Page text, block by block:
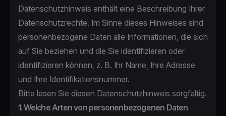
Datenschutzhinweis enthält eine Beschreibung Ihrer
Datenschutzrechte. Im Sinne dieses Hinweises sind
personenbezogene Daten alle Informationen, die sich
auf Sie beziehen und die Sie identifizieren oder
identifizieren können, z. B. Ihr Name, Ihre Adresse
und Ihre Identifikationsnummer.
Bitte lesen Sie diesen Datenschutzhinweis sorgfältig.
1. Welche Arten von personenbezogenen Daten